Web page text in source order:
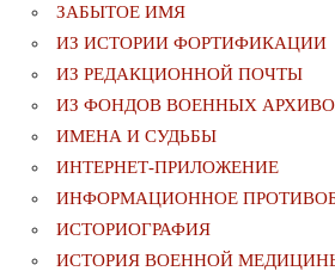
ЗАБЫТОЕ ИМЯ
ИЗ ИСТОРИИ ФОРТИФИКАЦИИ
ИЗ РЕДАКЦИОННОЙ ПОЧТЫ
ИЗ ФОНДОВ ВОЕННЫХ
ИМЕНА И СУДЬБЫ
ИНТЕРНЕТ-ПРИЛОЖЕНИЕ
ИНФОРМАЦИОННОЕ
ИСТОРИОГРАФИЯ
ИСТОРИЯ ВОЕННОЙ